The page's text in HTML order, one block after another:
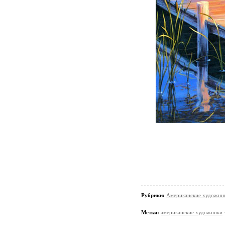
Рубрики: Американские
Метки: американские художники